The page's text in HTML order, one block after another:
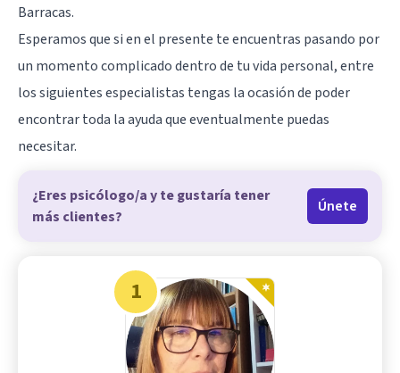
Barracas.
Esperamos que si en el presente te encuentras pasando por
un momento complicado dentro de tu vida personal, entre
los siguientes especialistas tengas la ocasión de poder
encontrar toda la ayuda que eventualmente puedas
necesitar.
¿Eres psicólogo/a y te gustaría tener
más clientes?
Únete
1